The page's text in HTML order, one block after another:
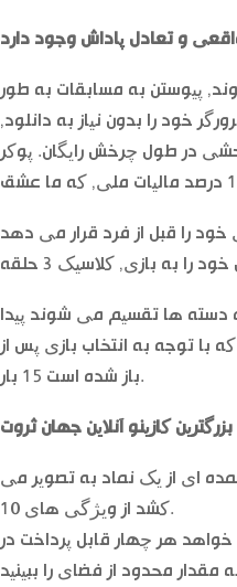
و تعادل پاداش وجود دارد
پیوستن به مسابقات به طور
خود را بدون نیاز به دانلود,
های نماد وحشی در طول چرخش رایگان. پوکر
را قبل از فرد قرار می دهد
به دسته ها تقسیم می شوند پیدا
توجه به انتخاب بازی پس از
باز شده است 15 بار.
بزرگترین کازینو آنلاین جهان ثروت
ای از یک نماد به تصویر می
کشد از ویژگی های 10.
هر چهار قابل پرداخت در